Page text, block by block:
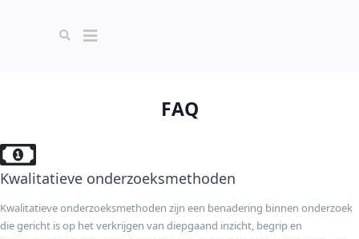
FAQ
Kwalitatieve onderzoeksmethoden
Kwalitatieve onderzoeksmethoden zijn een benadering binnen onderzoek
die gericht is op het verkrijgen van diepgaand inzicht, begrip en